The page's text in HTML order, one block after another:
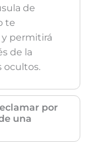
de
te
permitirá
de la
ocultos.
por
una